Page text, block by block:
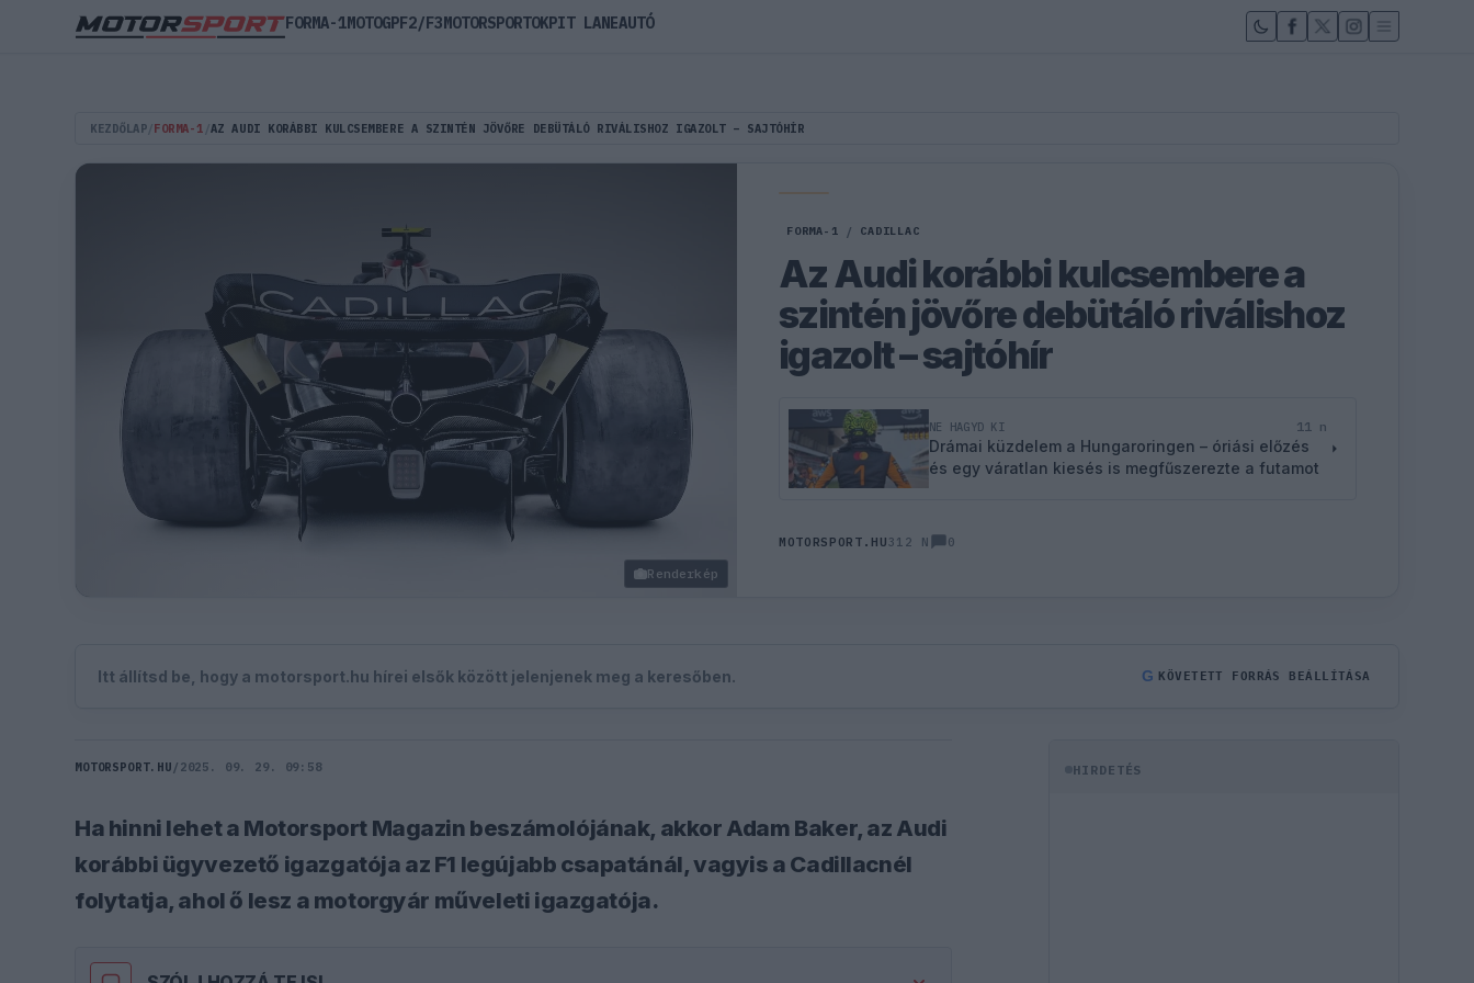
KEZDŐLAP FORMA-1 AZ AUDI KORÁBBI KULCSEMBERE A SZINTÉN JÖVŐRE DEBÜTÁLÓ RIVÁLISHOZ IGAZOLT – SAJTÓHÍR
Renderkép
FORMA-1 / CADILLAC
Az Audi korábbi kulcsembere a
szintén jövőre debütáló riválishoz
igazolt – sajtóhír
NE HAGYD KI 11 n
Drámai küzdelem a Hungaroringen – óriási előzés
és egy váratlan kiesés is megfűszerezte a futamot
MOTORSPORT.HU312 N 0
Itt állítsd be, hogy a motorsport.hu hírei elsők között jelenjenek meg a keresőben. G KÖVETETT FORRÁS BEÁLLÍTÁSA
MOTORSPORT.HU / 2025. 09. 29. 09:58
Ha hinni lehet a Motorsport Magazin beszámolójának, akkor Adam Baker, az Audi
korábbi ügyvezető igazgatója az F1 legújabb csapatánál, vagyis a Cadillacnél
folytatja, ahol ő lesz a motorgyár műveleti igazgatója.
HIRDETÉS
FORMA-1MOTOGPF2/F3MOTORSPORTOKPIT LANEAUTÓ